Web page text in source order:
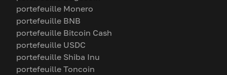
portefeuille Monero
portefeuille BNB
portefeuille Bitcoin Cash
portefeuille USDC
portefeuille Shiba Inu
portefeuille Toncoin